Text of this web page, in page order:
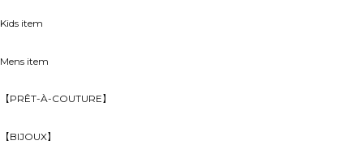
Kids item
Mens item
【PRÊT-À-COUTURE】
【BIJOUX】